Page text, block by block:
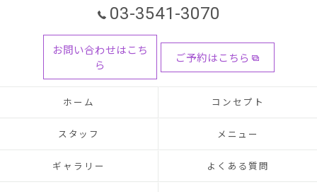
03-3541-3070
お問い合わせはこち
ら
ご予約はこちら
ホーム コンセプト
スタッフ メニュー
ギャラリー よくある質問